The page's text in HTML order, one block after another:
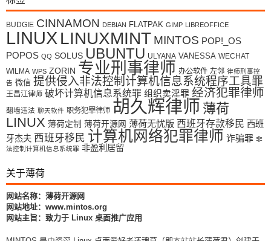
BUDGIE CINNAMON DEBIAN FLATPAK GIMP LIBREOFFICE
LINUX LINUXMINT MINTOS POP!_OS
POPOS QQ SOLUS UBUNTU ULYANA VANESSA WECHAT
WILMA WPS ZORIN 专业刑事律师 办公软件 左邻 律师刑事控
告 微信 提供侵入非法控制计算机信息系统程序工具罪
王昌江律师 破坏计算机信息系统罪 组织卖淫罪 经济犯罪律师
翻墙违法 聊天软件 职务犯罪律师 胡久辉律师 薄荷
LINUX 薄荷定制 薄荷开源网 薄荷无忧版 西班牙存款移民 西班
牙杰夫 西班牙移民 计算机网络犯罪律师 诈骗罪 非
法控制计算机信息系统罪 非盈利居留
关于薄荷
网站名称：薄荷开源网
网站地址：www.mintos.org
网站主旨：致力于 Linux 桌面推广应用